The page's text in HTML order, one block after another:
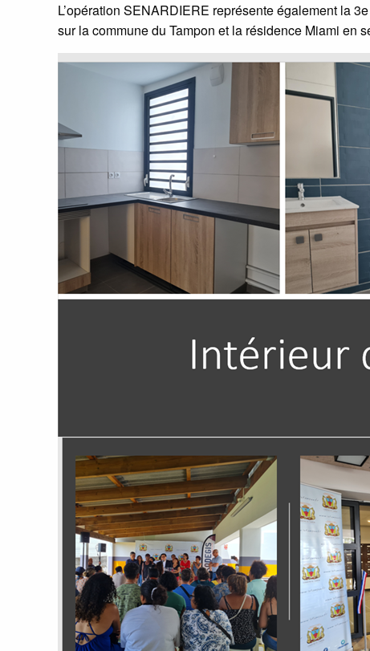
L’opération SENARDIERE représente également la
sur la commune du Tampon et la résidence Miami en